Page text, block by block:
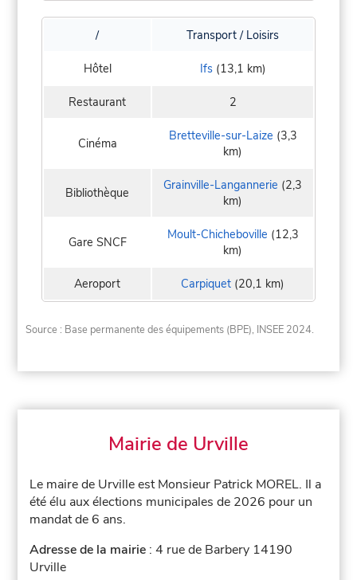
/ Transport / Loisirs
Hôtel Ifs(13,1 km)
Restaurant 2
Cinéma Bretteville-sur-Laize (3,3
km)
Bibliothèque Grainville-Langannerie (2,3
km)
Gare SNCF Moult-Chicheboville (12,3
km)
Aeroport Carpiquet (20,1 km)
Source : Base permanente des équipements (BPE), INSEE 2024.
Mairie de Urville
Le maire de Urville est Monsieur Patrick MOREL. Il a
été élu aux élections municipales de 2026 pour un
mandat de 6 ans.
Adresse de la mairie : 4 rue de Barbery 14190
Urville